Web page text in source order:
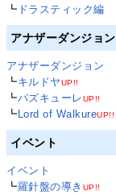
┗ ドラスティック編
アナザーダンジョン
アナザーダンジョン
┗キルドヤUP!!
┗パズキューレUP!!
┗ Lord of WalkureUP!!
イベント
イベント
┗羅針盤の導き UP!!